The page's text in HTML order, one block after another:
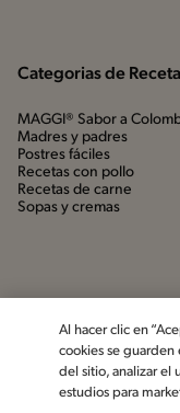
Categorias de
MAGGI® Sabor a
Madres y padres
Postres fáciles
Recetas con pollo
Recetas de carne
Sopas y cremas
©2022, Nestlé. Marcas
Al hacer clic en
cookies se guarden
del sitio, analizar el
estudios para